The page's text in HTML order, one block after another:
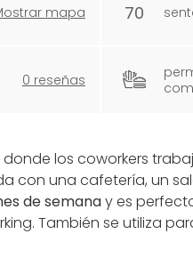
mapa
0 reseñas
70
los coworkers
con una cafetería, un
de semanay es
También se utiliza